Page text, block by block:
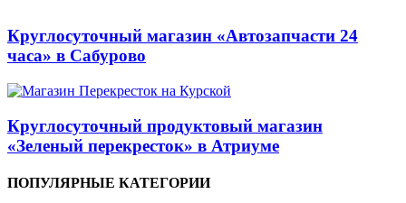
Круглосуточный магазин «Автозапчасти 24
часа» в Сабурово
Круглосуточный продуктовый магазин
«Зеленый перекресток» в Атриуме
ПОПУЛЯРНЫЕ КАТЕГОРИИ